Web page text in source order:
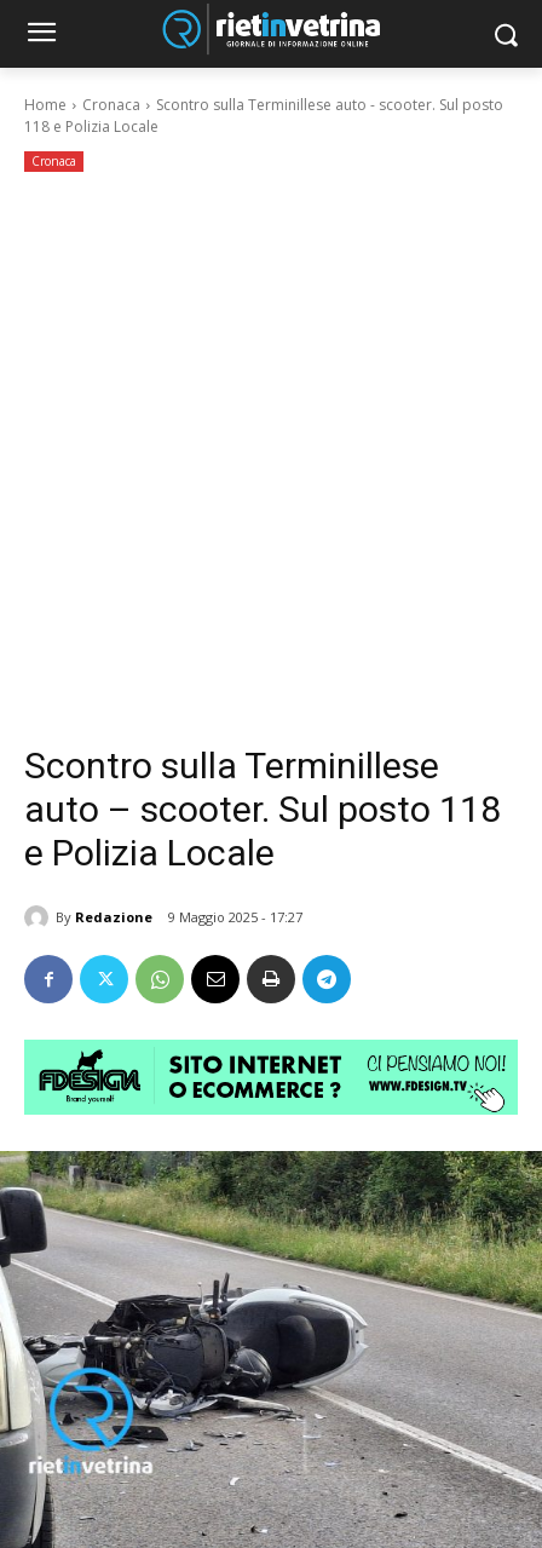
Home Cronaca
Scontro sulla Terminillese auto - scooter. Sul posto
118 e Polizia Locale
Cronaca
Scontro sulla Terminillese
auto – scooter. Sul posto 118
e Polizia Locale
By Redazione 9 Maggio 2025 - 17:27